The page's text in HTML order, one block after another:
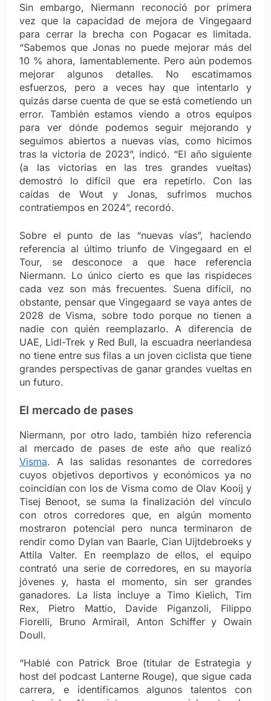
Sin embargo, Niermann reconoció por primera
vez que la capacidad de mejora de Vingegaard
para cerrar la brecha con Pogacar es limitada.
“Sabemos que Jonas no puede mejorar más del
10 % ahora, lamentablemente. Pero aún podemos
mejorar algunos detalles. No escatimamos
esfuerzos, pero a veces hay que intentarlo y
quizás darse cuenta de que se está cometiendo un
error. También estamos viendo a otros equipos
para ver dónde podemos seguir mejorando y
seguimos abiertos a nuevas vías, como hicimos
tras la victoria de 2023”, indicó. “El año siguiente
(a las victorias en las tres grandes vueltas)
demostró lo difícil que era repetirlo. Con las
caídas de Wout y Jonas, sufrimos muchos
contratiempos en 2024”, recordó.
Sobre el punto de las “nuevas vías”, haciendo
referencia al último triunfo de Vingegaard en el
Tour, se desconoce a que hace referencia
Niermann. Lo único cierto es que las rispideces
cada vez son más frecuentes. Suena difícil, no
obstante, pensar que Vingegaard se vaya antes de
2028 de Visma, sobre todo porque no tienen a
nadie con quién reemplazarlo. A diferencia de
UAE, Lidl-Trek y Red Bull, la escuadra neerlandesa
no tiene entre sus filas a un joven ciclista que tiene
grandes perspectivas de ganar grandes vueltas en
un futuro.
El mercado de pases
Niermann, por otro lado, también hizo referencia
al mercado de pases de este año que realizó
Visma. A las salidas resonantes de corredores
cuyos objetivos deportivos y económicos ya no
coincidían con los de Visma como de Olav Kooij y
Tisej Benoot, se suma la finalización del vínculo
con otros corredores que, en algún momento
mostraron potencial pero nunca terminaron de
rendir como Dylan van Baarle, Cian Uijtdebroeks y
Attila Valter. En reemplazo de ellos, el equipo
contrató una serie de corredores, en su mayoría
jóvenes y, hasta el momento, sin ser grandes
ganadores. La lista incluye a Timo Kielich, Tim
Rex, Pietro Mattio, Davide Piganzoli, Filippo
Fiorelli, Bruno Armirail, Anton Schiffer y Owain
Doull.
“Hablé con Patrick Broe (titular de Estrategia y
host del podcast Lanterne Rouge), que sigue cada
carrera, e identificamos algunos talentos con